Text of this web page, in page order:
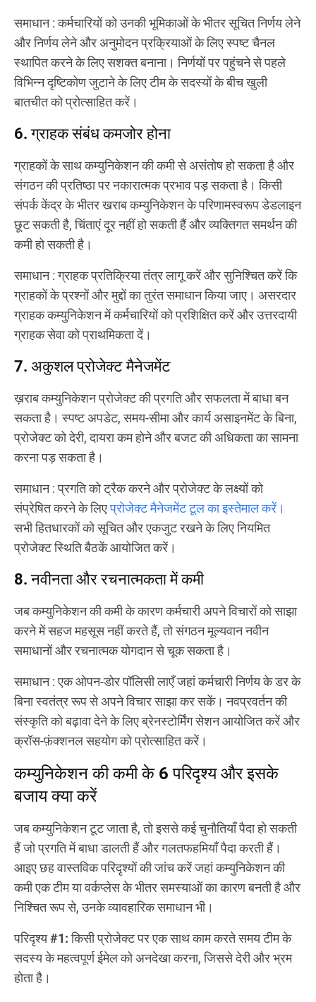
समाधान: कर्मचारियों को उनकी भूमिकाओं के भीतर सूचित निर्णय लेने
और निर्णय लेने और अनुमोदन प्रक्रियाओं के लिए स्पष्ट चैनल
स्थापित करने के लिए सशक्त बनाना। निर्णयों पर पहुंचने से पहले
विभिन्न दृष्टिकोण जुटाने के लिए टीम के सदस्यों के बीच खुली
बातचीत को प्रोत्साहित करें।
6. ग्राहक संबंध कमजोर होना
ग्राहकों के साथ कम्युनिकेशन की कमी से असंतोष हो सकता है और
संगठन की प्रतिष्ठा पर नकारात्मक प्रभाव पड़ सकता है। किसी
संपर्क केंद्र के भीतर खराब कम्युनिकेशन के परिणामस्वरूप डेडलाइन
छूट सकती है, चिंताएं दूर नहीं हो सकती हैं और व्यक्तिगत समर्थन की
कमी हो सकती है।
समाधान: ग्राहक प्रतिक्रिया तंत्र लागू करें और सुनिश्चित करें कि
ग्राहकों के प्रश्नों और मुद्दों का तुरंत समाधान किया जाए। असरदार
ग्राहक कम्युनिकेशन में कर्मचारियों को प्रशिक्षित करें और उत्तरदायी
ग्राहक सेवा को प्राथमिकता दें।
7. अकुशल प्रोजेक्ट मैनेजमेंट
ख़राब कम्युनिकेशन प्रोजेक्ट की प्रगति और सफलता में बाधा बन
सकता है। स्पष्ट अपडेट, समय-सीमा और कार्य असाइनमेंट के बिना,
प्रोजेक्ट को देरी, दायरा कम होने और बजट की अधिकता का सामना
करना पड़ सकता है।
समाधान: प्रगति को ट्रैक करने और प्रोजेक्ट के लक्ष्यों को
संप्रेषित करने के लिएप्रोजेक्ट मैनेजमेंट टूल का इस्तेमाल करें।
सभी हितधारकों को सूचित और एकजुट रखने के लिए नियमित
प्रोजेक्ट स्थिति बैठकें आयोजित करें।
8. नवीनता और रचनात्मकता में कमी
जब कम्युनिकेशन की कमी के कारण कर्मचारी अपने विचारों को साझा
करने में सहज महसूस नहीं करते हैं, तो संगठन मूल्यवान नवीन
समाधानों और रचनात्मक योगदान से चूक सकता है।
समाधान: एक ओपन-डोर पॉलिसी लाएँ जहां कर्मचारी निर्णय के डर के
बिना स्वतंत्र रूप से अपने विचार साझा कर सकें। नवप्रवर्तन की
संस्कृति को बढ़ावा देने के लिए ब्रेनस्टोर्मिंग सेशन आयोजित करें और
क्रॉस-फ़ंक्शनल सहयोग को प्रोत्साहित करें।
कम्युनिकेशन की कमी के 6 परिदृश्य और इसके
बजाय क्या करें
जब कम्युनिकेशन टूट जाता है, तो इससे कई चुनौतियाँ पैदा हो सकती
हैं जो प्रगति में बाधा डालती हैं और गलतफहमियाँ पैदा करती हैं।
आइए छह वास्तविक परिदृश्यों की जांच करें जहां कम्युनिकेशन की
कमी एक टीम या वर्कप्लेस के भीतर समस्याओं का कारण बनती है और
निश्चित रूप से, उनके व्यावहारिक समाधान भी।
परिदृश्य #1:किसी प्रोजेक्ट पर एक साथ काम करते समय टीम के
सदस्य के महत्वपूर्ण ईमेल को अनदेखा करना, जिससे देरी और भ्रम
होता है।